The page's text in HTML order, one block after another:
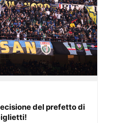
del prefetto di